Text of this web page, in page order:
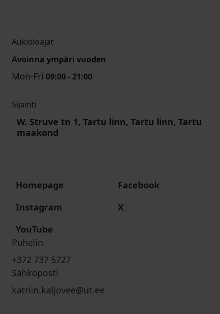
Aukioloajat
Avoinna ympäri vuoden
Mon-Fri 09:00 - 21:00
Sijainti
W. Struve tn 1, Tartu linn, Tartu linn, Tartu
maakond
Homepage
Facebook
Instagram
X
YouTube
Puhelin
+372 737 5727
Sähköposti
katriin.kaljovee@ut.ee